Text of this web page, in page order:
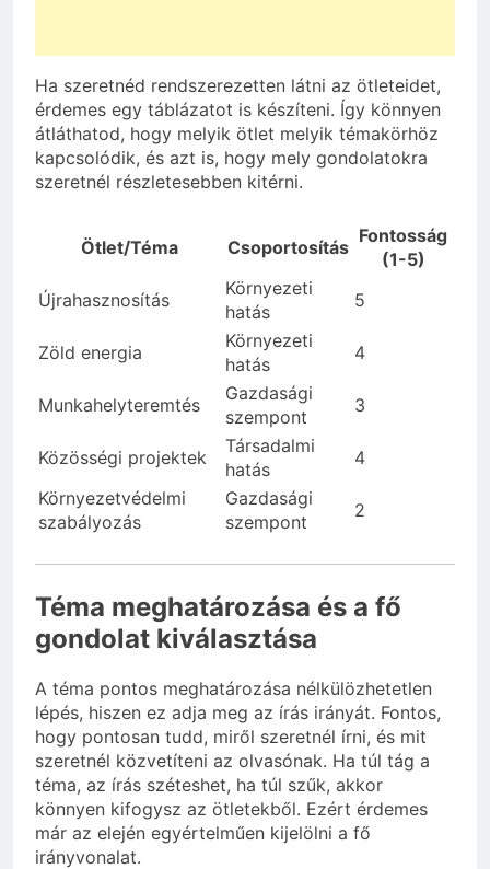
Ha szeretnéd rendszerezetten látni az ötleteidet,
érdemes egy táblázatot is készíteni. Így könnyen
átláthatod, hogy melyik ötlet melyik témakörhöz
kapcsolódik, és azt is, hogy mely gondolatokra
szeretnél részletesebben kitérni.
Ötlet/Téma Csoportosítás
Fontosság
(1-5)
Újrahasznosítás
Környezeti
hatás
5
Zöld energia
Környezeti
hatás
4
Munkahelyteremtés
Gazdasági
szempont
3
Közösségi projektek
Társadalmi
hatás
4
Környezetvédelmi
szabályozás
Gazdasági
szempont
2
Téma meghatározása és a fő
gondolat kiválasztása
A téma pontos meghatározása nélkülözhetetlen
lépés, hiszen ez adja meg az írás irányát. Fontos,
hogy pontosan tudd, miről szeretnél írni, és mit
szeretnél közvetíteni az olvasónak. Ha túl tág a
téma, az írás széteshet, ha túl szűk, akkor
könnyen kifogysz az ötletekből. Ezért érdemes
már az elején egyértelműen kijelölni a fő
irányvonalat.